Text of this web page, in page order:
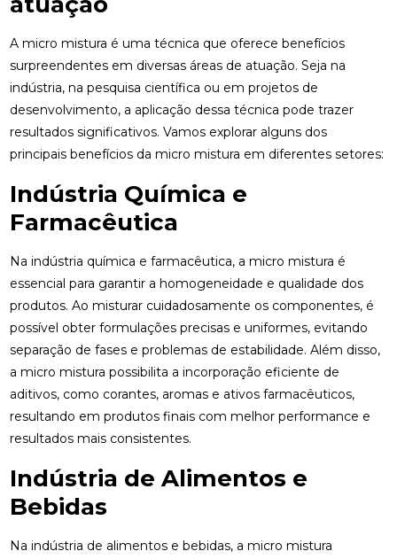
A micro mistura é uma técnica que oferece benefícios
surpreendentes em diversas áreas de atuação. Seja na
indústria, na pesquisa científica ou em projetos de
desenvolvimento, a aplicação dessa técnica pode trazer
resultados significativos. Vamos explorar alguns dos
principais benefícios da micro mistura em diferentes setores:
Indústria Química e
Farmacêutica
Na indústria química e farmacêutica, a micro mistura é
essencial para garantir a homogeneidade e qualidade dos
produtos. Ao misturar cuidadosamente os componentes, é
possível obter formulações precisas e uniformes, evitando
separação de fases e problemas de estabilidade. Além disso,
a micro mistura possibilita a incorporação eficiente de
aditivos, como corantes, aromas e ativos farmacêuticos,
resultando em produtos finais com melhor performance e
resultados mais consistentes.
Indústria de Alimentos e
Bebidas
Na indústria de alimentos e bebidas, a micro mistura